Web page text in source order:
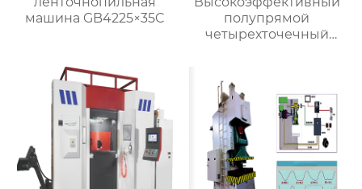
машина GB4225×35C
полупрямой
четырехточечный